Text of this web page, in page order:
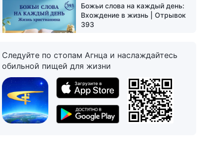
6:29
Божьи слова на каждый день:
Вхождение в жизнь | Отрывок
393
5:44
Божьи слова на каждый день:
Вхождение в жизнь | Отрывок
394
Божьи слова на каждый день:
Вхождение в жизнь | Отрывок
Следуйте по стопам Агнца и наслаждайтесь
обильной пищей для жизни